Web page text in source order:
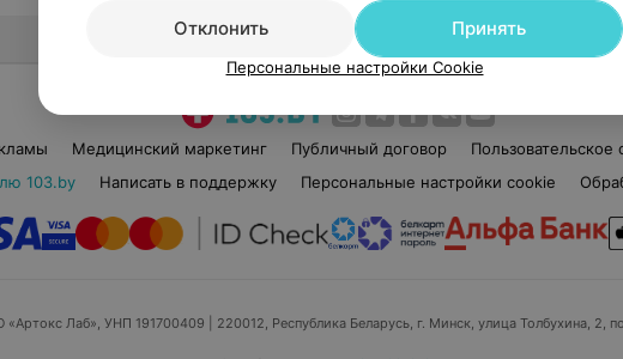
Медицинский маркетинг Публичный договор Пользовательское
103.by
Написать в поддержку Персональные настройки cookie
Лаб», УНП 191700409 | 220012, Республика Беларусь, г. Минск, улица Толбухина, 2,
Отклонить
Принять
Персональные настройки Cookie